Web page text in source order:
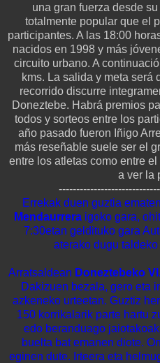
una gran fuerza desde
totalmente popular que el
participantes. A las 18:00
nacidos en 1998 y más
circuito urbano. A
kms. La salida y meta será
recorrido discurre
Doneztebe. Habrá premios
todos y sorteos entre los
año pasado fueron Iñigo
más reseñable suele ser el
entre los atletas como entre
a ver la
Errekak duen guztia
Mendaurrera igoko gara,
7:30etan geldituko gara
aterako dugu
Arratsaldean Doneztebeko
Dakizuen bezala, gero eta
azkeneko urteetan. Guztiz
150 korrikalarik parte hartu
edo beranduago
buelta bat emanen diote.
eginen dute. Irteera eta